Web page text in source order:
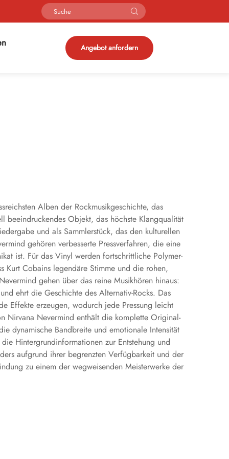
Angebot anfordern
Alben der Rockmusikgeschichte, das
beeindruckendes Objekt, das höchste Klangqualität
und als Sammlerstück, das den kulturellen
gehören verbesserte Pressverfahren, die eine
ist. Für das Vinyl werden fortschrittliche Polymer-
Kurt Cobains legendäre Stimme und die rohen,
gehen über das reine Musikhören hinaus:
ehrt die Geschichte des Alternativ-Rocks. Das
Effekte erzeugen, wodurch jede Pressung leicht
Nirvana Nevermind enthält die komplette Original-
dynamische Bandbreite und emotionale Intensität
Hintergrundinformationen zur Entstehung und
aufgrund ihrer begrenzten Verfügbarkeit und der
zu einem der wegweisenden Meisterwerke der